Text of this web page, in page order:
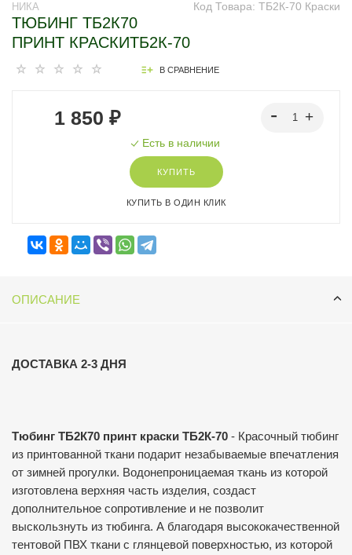
Код Товара: ТБ2К-70 Краски
НИКА
ТЮБИНГ ТБ2К70
ПРИНТ КРАСКИТБ2К-70
В СРАВНЕНИЕ
1 850 ₽
Есть в наличии
КУПИТЬ
КУПИТЬ В ОДИН КЛИК
ОПИСАНИЕ
ДОСТАВКА 2-3 ДНЯ
Тюбинг ТБ2К70 принт краски ТБ2К-70 - Красочный тюбинг
из принтованной ткани подарит незабываемые впечатления
от зимней прогулки. Водонепроницаемая ткань из которой
изготовлена верхняя часть изделия, создаст
дополнительное сопротивление и не позволит
выскользнуть из тюбинга. А благодаря высококачественной
тентовой ПВХ ткани с глянцевой поверхностью, из которой